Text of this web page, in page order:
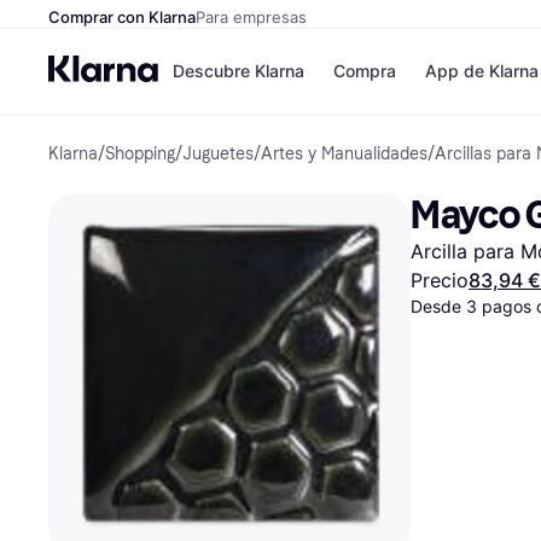
Comprar con KlarnaPara empresas
Descubre Klarna
Formas de
Paga ahora
Paga en 3 plazos
Paga en 30 días
Financiación
Klarna en Apple
Compra
Tiendas
Shein
Zalando
Zara
JD Sports
App de Klarna
Klarna/Shopping/Juguetes/Artes y Manualidades/Arcillas para
Mayco
Arcilla para
Precio83,94 €
Desde 3 pagos